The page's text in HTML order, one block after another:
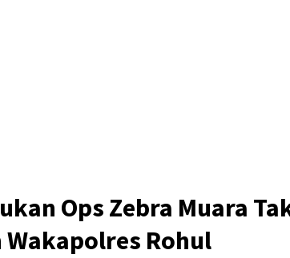
Ops Zebra Muara
Rohul